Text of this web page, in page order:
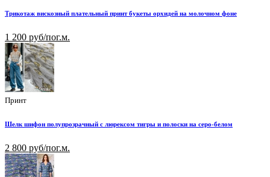
Трикотаж вискозный плательный принт букеты орхидей на молочном фоне
1 200 руб/пог.м.
Принт
Шелк шифон полупрозрачный с люрексом тигры и полоски на серо-белом
2 800 руб/пог.м.